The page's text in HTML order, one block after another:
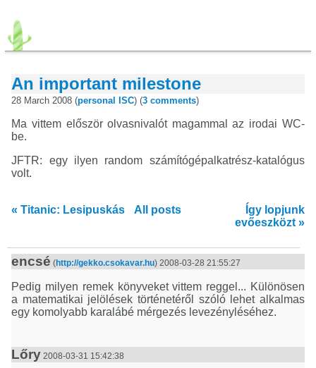
An important milestone
28 March 2008 (personal ISC) (3 comments)
Ma vittem először olvasnivalót magammal az irodai WC-
be.
JFTR: egy ilyen random számítógépalkatrész-katalógus
volt.
« Titanic: Lesipuskás All posts
Így lopjunk
evőeszközt »
encsé (http://gekko.csokavar.hu) 2008-03-28 21:55:27
Pedig milyen remek könyveket vittem reggel... Különösen
a matematikai jelölések történetéről szóló lehet alkalmas
egy komolyabb karalábé mérgezés levezényléséhez.
Lőry 2008-03-31 15:42:38